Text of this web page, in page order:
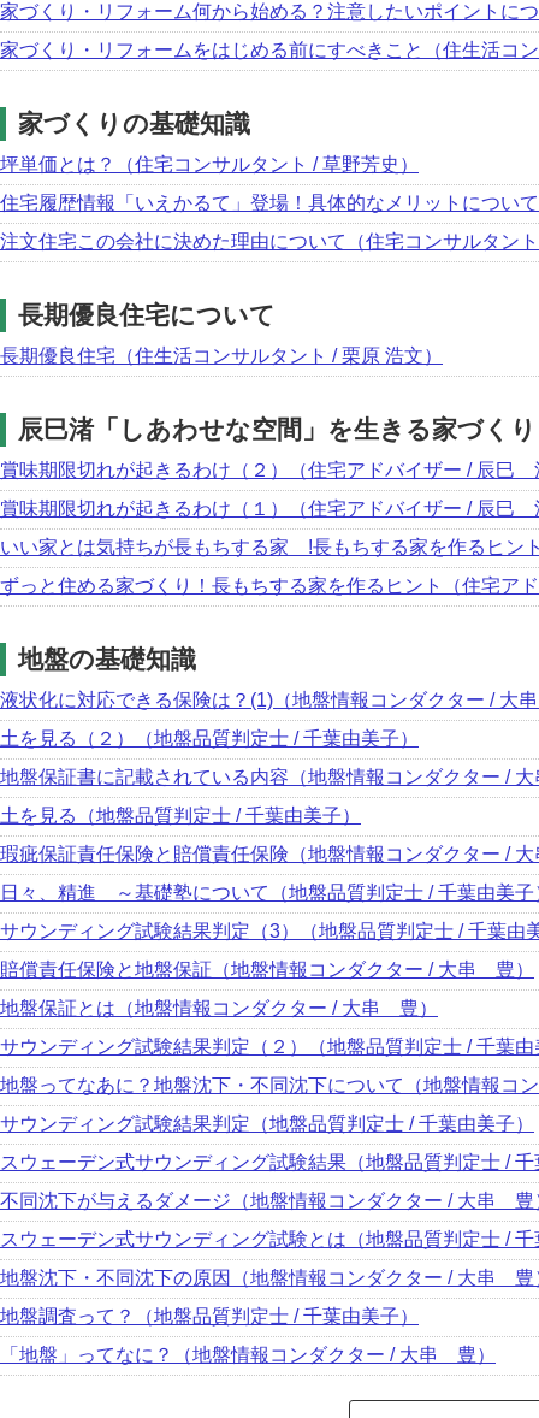
家づくり・リフォーム何から始める？注意したいポイントに
家づくり・リフォームをはじめる前にすべきこと（住生活コ
家づくりの基礎知識
坪単価とは？（住宅コンサルタント / 草野芳史）
住宅履歴情報「いえかるて」登場！具体的なメリットについ
注文住宅この会社に決めた理由について（住宅コンサルタン
長期優良住宅について
長期優良住宅（住生活コンサルタント / 栗原 浩文）
辰巳渚「しあわせな空間」を生きる家づくり
賞味期限切れが起きるわけ（２）（住宅アドバイザー / 辰巳
賞味期限切れが起きるわけ（１）（住宅アドバイザー / 辰巳
いい家とは気持ちが長もちする家 !長もちする家を作るヒン
ずっと住める家づくり！長もちする家を作るヒント（住宅ア
地盤の基礎知識
液状化に対応できる保険は？(1)（地盤情報コンダクター / 大
土を見る（２）（地盤品質判定士 / 千葉由美子）
地盤保証書に記載されている内容（地盤情報コンダクター /
土を見る（地盤品質判定士 / 千葉由美子）
瑕疵保証責任保険と賠償責任保険（地盤情報コンダクター /
日々、精進 ～基礎塾について（地盤品質判定士 / 千葉由美子
サウンディング試験結果判定（3）（地盤品質判定士 / 千葉由
賠償責任保険と地盤保証（地盤情報コンダクター / 大串 豊）
地盤保証とは（地盤情報コンダクター / 大串 豊）
サウンディング試験結果判定（２）（地盤品質判定士 / 千葉由
地盤ってなあに？地盤沈下・不同沈下について（地盤情報コ
サウンディング試験結果判定（地盤品質判定士 / 千葉由美子）
スウェーデン式サウンディング試験結果（地盤品質判定士 /
不同沈下が与えるダメージ（地盤情報コンダクター / 大串 豊
スウェーデン式サウンディング試験とは（地盤品質判定士 /
地盤沈下・不同沈下の原因（地盤情報コンダクター / 大串 豊
地盤調査って？（地盤品質判定士 / 千葉由美子）
「地盤」ってなに？（地盤情報コンダクター / 大串 豊）